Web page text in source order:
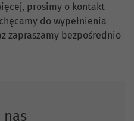
prosimy o kontakt
do wypełnienia
zapraszamy bezpośrednio
nas